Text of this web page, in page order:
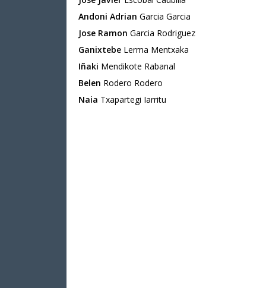
Andoni Adrian Garcia Garcia
Jose Ramon Garcia Rodriguez
Ganixtebe Lerma Mentxaka
Iñaki Mendikote Rabanal
Belen Rodero Rodero
Naia Txapartegi Iarritu